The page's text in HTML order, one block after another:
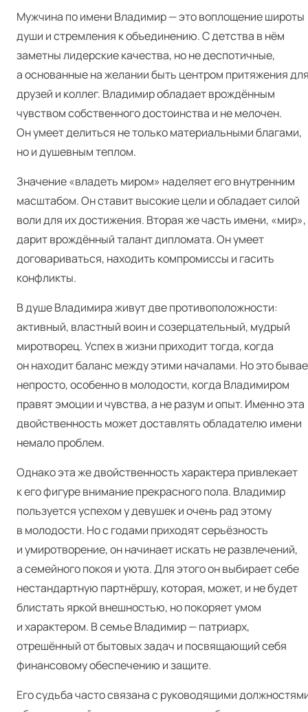
Мужчина по имени Владимир — это воплощение широты
души и стремления к объединению. С детства в нём
заметны лидерские качества, но не деспотичные,
а основанные на желании быть центром притяжения
друзей и коллег. Владимир обладает врождённым
чувством собственного достоинства и не мелочен.
Он умеет делиться не только материальными благами,
но и душевным теплом.
Значение «владеть миром» наделяет его внутренним
масштабом. Он ставит высокие цели и обладает силой
воли для их достижения. Вторая же часть имени, «мир»,
дарит врождённый талант дипломата. Он умеет
договариваться, находить компромиссы и гасить
конфликты.
В душе Владимира живут две противоположности:
активный, властный воин и созерцательный, мудрый
миротворец. Успех в жизни приходит тогда, когда
он находит баланс между этими началами. Но это
непросто, особенно в молодости, когда Владимиром
правят эмоции и чувства, а не разум и опыт. Именно эта
двойственность может доставлять обладателю имени
немало проблем.
Однако эта же двойственность характера привлекает
к его фигуре внимание прекрасного пола. Владимир
пользуется успехом у девушек и очень рад этому
в молодости. Но с годами приходят серьёзность
и умиротворение, он начинает искать не развлечений,
а семейного покоя и уюта. Для этого он выбирает себе
нестандартную партнёршу, которая, может, и не будет
блистать яркой внешностью, но покоряет умом
и характером. В семье Владимир — патриарх,
отрешённый от бытовых задач и посвящающий себя
финансовому обеспечению и защите.
Его судьба часто связана с руководящими